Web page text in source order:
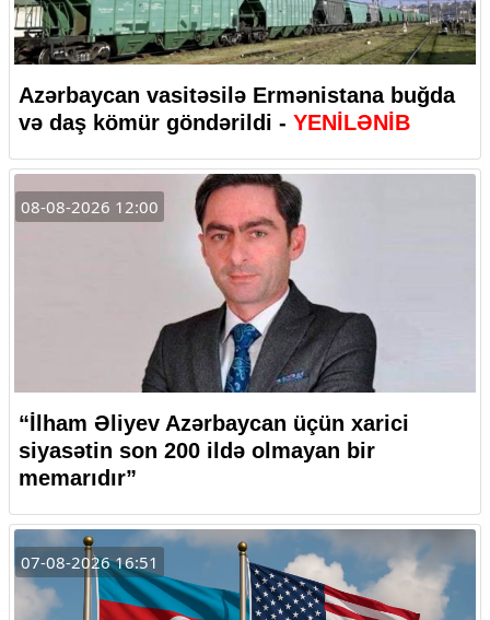
Azərbaycan vasitəsilə Ermənistana buğda
və daş kömür göndərildi - YENİLƏNİB
08-08-2026 12:00
“İlham Əliyev Azərbaycan üçün xarici
siyasətin son 200 ildə olmayan bir
memarıdır”
07-08-2026 16:51